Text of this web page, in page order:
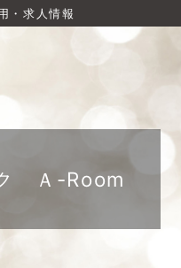
・求人情報
Ａ-Room